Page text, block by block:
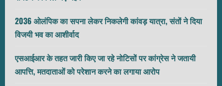
2036 ओलंपिक का सपना लेकर निकलेगी कांवड़ यात्रा, संतों ने दिया
विजयी भव का आशीर्वाद
एसआईआर के तहत जारी किए जा रहे नोटिसों पर कांग्रेस ने जतायी
आपत्ति, मतदाताओं को परेशान करने का लगाया आरोप